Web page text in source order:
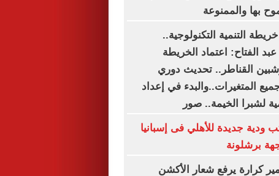
بها والممنوعة
التنمية التكنولوجية..
الفتاح: اعتماد الخريطة
وشبين القناطر.. تحديث دوري
المتغيرات..والبدء في إعداد
لشبرا الخيمة.. صور
ودية جديدة للأهلي فى إسبانيا
برشلونة
كرارة يرفع شعار الأكشن